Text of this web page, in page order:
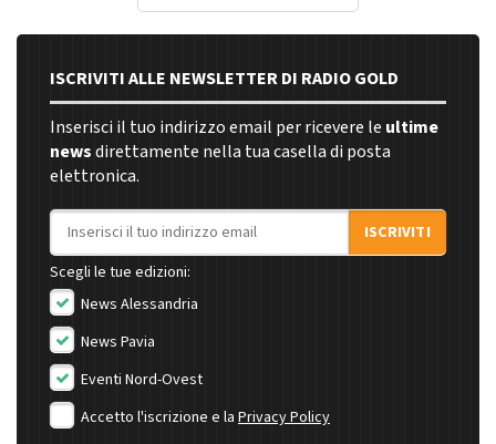
ISCRIVITI ALLE NEWSLETTER DI RADIO GOLD
Inserisci il tuo indirizzo email per ricevere le ultime
newsdirettamente nella tua casella di posta
elettronica.
Indirizzo email
ISCRIVITI
Scegli le tue edizioni:
News Alessandria
News Pavia
Eventi Nord-Ovest
Accetto l'iscrizione e la Privacy Policy